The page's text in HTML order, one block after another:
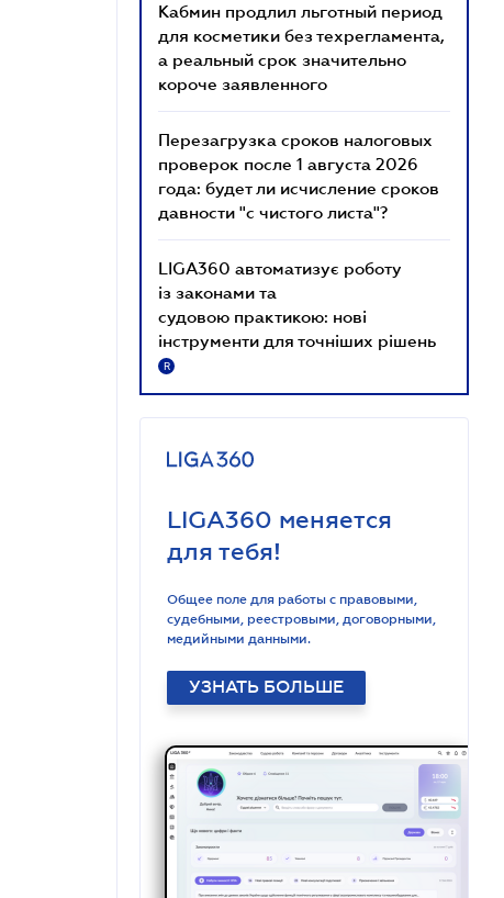
Кабмин продлил льготный период
для косметики без техрегламента,
а реальный срок значительно
короче заявленного
Перезагрузка сроков налоговых
проверок после 1 августа 2026
года: будет ли исчисление сроков
давности "с чистого листа"?
LIGA360 автоматизує роботу
із законами та
судовою практикою: нові
інструменти для точніших рішень
R
LIGA360 меняется
для тебя!
Общее поле для работы с правовыми,
судебными, реестровыми, договорными,
медийными данными.
УЗНАТЬ БОЛЬШЕ